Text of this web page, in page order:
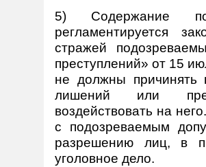
5) Содержание
регламентируется
стражей
преступлений» от 15
не должны причинять
лишений или
воздействовать на
с подозреваемым
разрешению лиц, в
уголовное дело.